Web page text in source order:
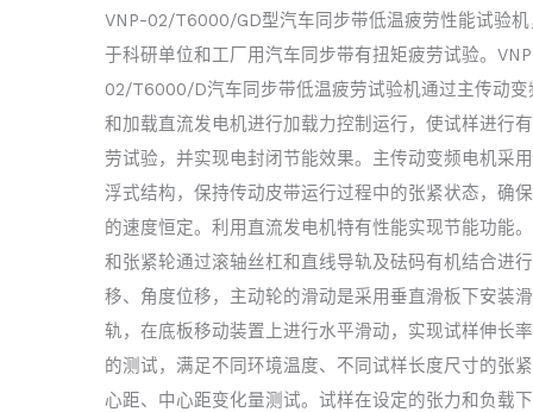
VNP-02/T6000/GD型汽车同步带低温疲劳性能试验
于科研单位和工厂用汽车同步带有扭矩疲劳试验。
02/T6000/D汽车同步带低温疲劳试验机通过主传动变
和加载直流发电机进行加载力控制运行，使试样进行
劳试验，并实现电封闭节能效果。主传动变频电机采
浮式结构，保持传动皮带运行过程中的张紧状态，确
的速度恒定。利用直流发电机特有性能实现节能功能
和张紧轮通过滚轴丝杠和直线导轨及砝码有机结合进
移、角度位移，主动轮的滑动是采用垂直滑板下安装
轨，在底板移动装置上进行水平滑动，实现试样伸长
的测试，满足不同环境温度、不同试样长度尺寸的张
心距、中心距变化量测试。试样在设定的张力和负载